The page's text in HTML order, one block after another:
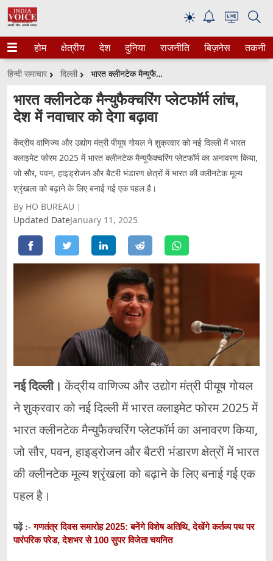
☀
होम क्षेत्रीय देश दुनिया राजनीति बिज़नेस तकनीक
हिन्दी समाचार दिल्ली भारत क्लीनटेक मैन्युफैक्चरिंग प्लेटफॉर्म लांच, देश में नवाचार को देगा बढ़ावा
भारत क्लीनटेक मैन्युफैक्चरिंग प्लेटफॉर्म लांच,
देश में नवाचार को देगा बढ़ावा
केंद्रीय वाणिज्य और उद्योग मंत्री पीयूष गोयल ने शुक्रवार को नई दिल्ली में भारत
क्लाइमेट फोरम 2025 में भारत क्लीनटेक मैन्युफैक्चरिंग प्लेटफॉर्म का अनावरण किया,
जो सौर, पवन, हाइड्रोजन और बैटरी भंडारण क्षेत्रों में भारत की क्लीनटेक मूल्य
श्रृंखला को बढ़ाने के लिए बनाई गई एक पहल है।
By HO BUREAU
Updated DateJanuary 11, 2025
नई दिल्ली। केंद्रीय वाणिज्य और उद्योग मंत्री पीयूष गोयल
ने शुक्रवार को नई दिल्ली में भारत क्लाइमेट फोरम 2025 में
भारत क्लीनटेक मैन्युफैक्चरिंग प्लेटफॉर्म का अनावरण किया,
जो सौर, पवन, हाइड्रोजन और बैटरी भंडारण क्षेत्रों में भारत
की क्लीनटेक मूल्य श्रृंखला को बढ़ाने के लिए बनाई गई एक
पहल है।
पढ़ें :-गणतंत्र दिवस समारोह 2025: बनेंगे विशेष अतिथि, देखेंगे कर्तव्य पथ पर
पारंपरिक परेड, देशभर से 100 सुपर विजेता चयनित